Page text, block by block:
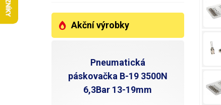
Akční výrobky
Pneumatická
páskovačka B-19 3500N
6,3Bar 13-19mm